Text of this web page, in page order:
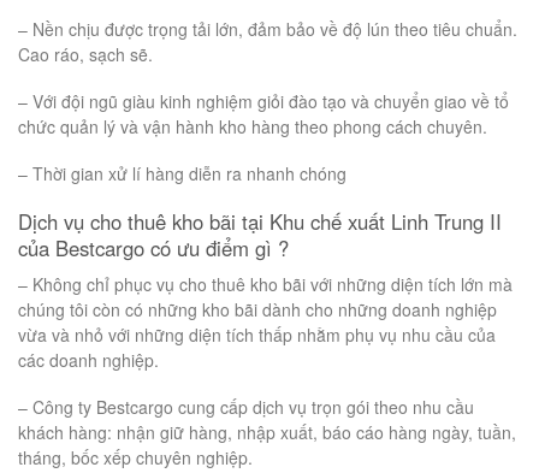
– Nền chịu được trọng tải lớn, đảm bảo về độ lún theo tiêu chuẩn.
Cao ráo, sạch sẽ.
– Với đội ngũ giàu kinh nghiệm giỏi đào tạo và chuyển giao về tổ
chức quản lý và vận hành kho hàng theo phong cách chuyên.
– Thời gian xử lí hàng diễn ra nhanh chóng
Dịch vụ cho thuê kho bãi tại Khu chế xuất Linh Trung II
của Bestcargo có ưu điểm gì ?
– Không chỉ phục vụ cho thuê kho bãi với những diện tích lớn mà
chúng tôi còn có những kho bãi dành cho những doanh nghiệp
vừa và nhỏ với những diện tích thấp nhằm phụ vụ nhu cầu của
các doanh nghiệp.
– Công ty Bestcargo cung cấp dịch vụ trọn gói theo nhu cầu
khách hàng: nhận giữ hàng, nhập xuất, báo cáo hàng ngày, tuần,
tháng, bốc xếp chuyên nghiệp.